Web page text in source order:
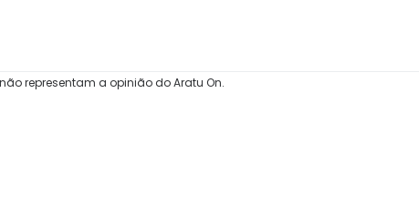
representam a opinião do Aratu On.